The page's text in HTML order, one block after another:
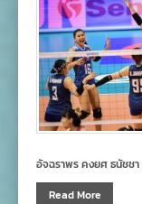
อัจฉราพร คงยศ ธนัชช
Read More